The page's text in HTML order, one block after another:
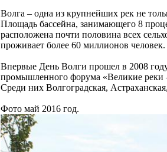
Волга – одна из крупнейших рек не
Площадь бассейна, занимающего 8
расположена почти половина всех
проживает более 60 миллионов
Впервые День Волги прошел в 2008
промышленного форума «Великие реки
Среди них Волгоградская,
Фото май 2016 год.